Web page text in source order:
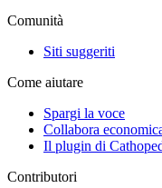
Comunità
Siti suggeriti
Come aiutare
Spargi la voce
Collabora
Il plugin di
Contributori